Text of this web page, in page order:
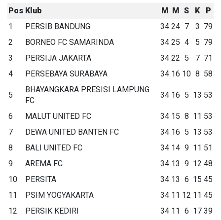
Pos Klub M M S K
P
1
PERSIB BANDUNG 34 24 7 3 79
2
BORNEO FC SAMARINDA 34 25 4 5 79
3
PERSIJA JAKARTA 34 22 5 7 71
4
PERSEBAYA SURABAYA 34 16 10 8 58
5
BHAYANGKARA PRESISI LAMPUNG
FC
34 16 5 13 53
6 MALUT UNITED FC 34 15 8 11 53
7
DEWA UNITED BANTEN FC 34 16 5 13 53
8
BALI UNITED FC 34 14 9 11 51
9
AREMA FC 34 13 9 12 48
10
PERSITA 34 13 6 15 45
11
PSIM YOGYAKARTA 34 11 12 11 45
12
PERSIK KEDIRI 34 11 6 17 39